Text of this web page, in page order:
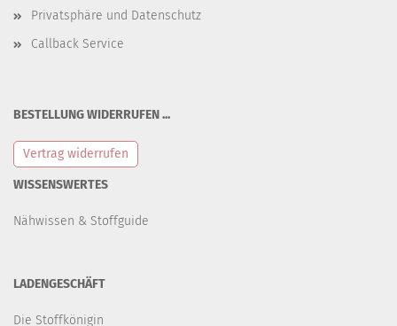
Privatsphäre und Datenschutz
Callback Service
BESTELLUNG WIDERRUFEN ...
Vertrag widerrufen
WISSENSWERTES
Nähwissen & Stoffguide
LADENGESCHÄFT
Die Stoffkönigin